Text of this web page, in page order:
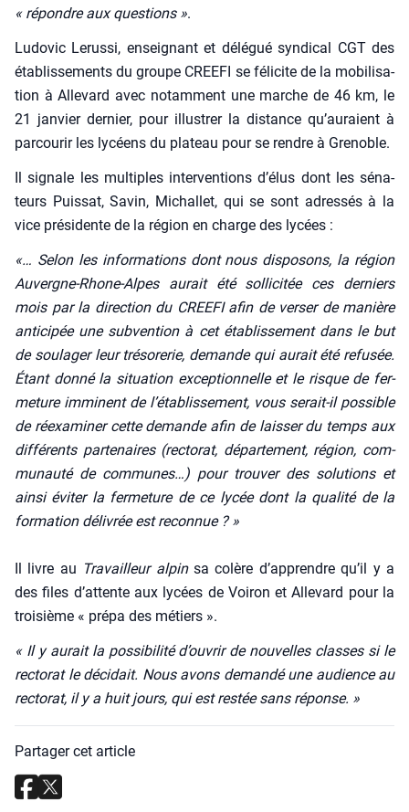
« répondre aux ques­tions ».
Ludo­vic Lerus­si, ensei­gnant et délé­gué syn­di­cal CGT des
éta­blis­se­ments du groupe CREEFI se féli­cite de la mobi­li­sa­
tion à Alle­vard avec notam­ment une marche de 46 km, le
21 jan­vier der­nier, pour illus­trer la dis­tance qu’auraient à
par­cou­rir les lycéens du pla­teau pour se rendre à Gre­noble.
Il signale les mul­tiples inter­ven­tions d’élus dont les séna­
teurs Puis­sat, Savin, Michal­let, qui se sont adres­sés à la
vice pré­si­dente de la région en charge des lycées :
«… Selon les infor­ma­tions dont nous dis­po­sons, la région
Auvergne-Rhone-Alpes aurait été sol­li­ci­tée ces der­niers
mois par la direc­tion du CREEFI afin de ver­ser de manière
anti­ci­pée une sub­ven­tion à cet éta­blis­se­ment dans le but
de sou­la­ger leur tré­so­re­rie, demande qui aurait été refu­sée.
Étant don­né la situa­tion excep­tion­nelle et le risque de fer­
me­ture immi­nent de l’établissement, vous serait-il pos­sible
de réexa­mi­ner cette demande afin de lais­ser du temps aux
dif­fé­rents par­te­naires (rec­to­rat, dépar­te­ment, région, com­
mu­nau­té de com­munes…) pour trou­ver des solu­tions et
ain­si évi­ter la fer­me­ture de ce lycée dont la qua­li­té de la
for­ma­tion déli­vrée est recon­nue ? »
Il livre au Tra­vailleur alpinsa colère d’apprendre qu’il y a
des files d’attente aux lycées de Voi­ron et Alle­vard pour la
troi­sième « pré­pa des métiers ».
« Il y aurait la pos­si­bi­li­té d’ouvrir de nou­velles classes si le
rec­to­rat le déci­dait. Nous avons deman­dé une audience au
rec­to­rat, il y a huit jours, qui est res­tée sans réponse. »
Partager cet article